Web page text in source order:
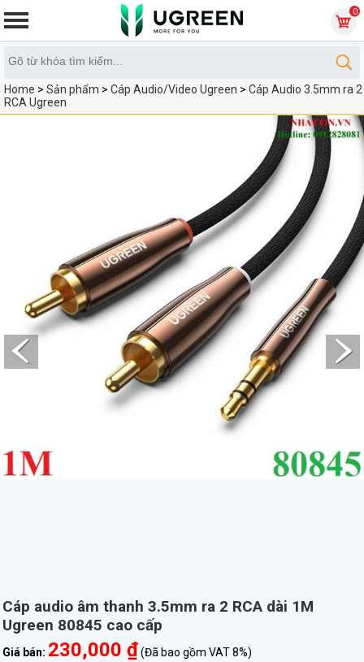
0
Home > Sản phẩm > Cáp Audio/Video Ugreen > Cáp Audio 3.5mm ra 2
RCA Ugreen
Cáp audio âm thanh 3.5mm ra 2 RCA dài 1M
Ugreen 80845 cao cấp
Giá bán: 230,000 ₫(Đã bao gồm VAT 8%)